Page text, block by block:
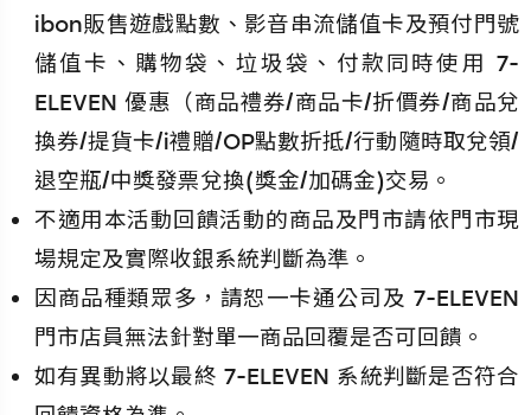
ibon販售遊戲點數、影音串流儲值卡及預付門號
儲值卡、購物袋、垃圾袋、付款同時使用 7-
ELEVEN 優惠（商品禮券/商品卡/折價券/商品兌
換券/提貨卡/i禮贈/OP點數折抵/行動隨時取兌領/
退空瓶/中獎發票兌換(獎金/加碼金)交易。
不適用本活動回饋活動的商品及門市請依門市現
場規定及實際收銀系統判斷為準。
因商品種類眾多，請恕一卡通公司及 7-ELEVEN
門市店員無法針對單一商品回覆是否可回饋。
如有異動將以最終 7-ELEVEN 系統判斷是否符合